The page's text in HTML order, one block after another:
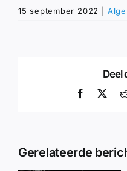
15 september 2022
Deel
Facebook
Gerelateerde